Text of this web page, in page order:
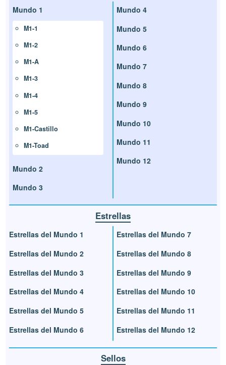
Mundo 1
M1-1
M1-2
M1-A
M1-3
M1-4
M1-5
M1-Castillo
M1-Toad
Mundo 2
Mundo 3
Mundo 4
Mundo 5
Mundo 6
Mundo 7
Mundo 8
Mundo 9
Mundo 10
Mundo 11
Mundo 12
Estrellas
Estrellas del Mundo 1
Estrellas del Mundo 2
Estrellas del Mundo 3
Estrellas del Mundo 4
Estrellas del Mundo 5
Estrellas del Mundo 6
Estrellas del Mundo 7
Estrellas del Mundo 8
Estrellas del Mundo 9
Estrellas del Mundo 10
Estrellas del Mundo 11
Estrellas del Mundo 12
Sellos